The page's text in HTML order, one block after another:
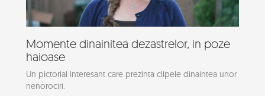
Momente dinainitea dezastrelor, in poze
haioase
Un pictorial interesant care prezinta clipele dinaintea unor
nenorociri.